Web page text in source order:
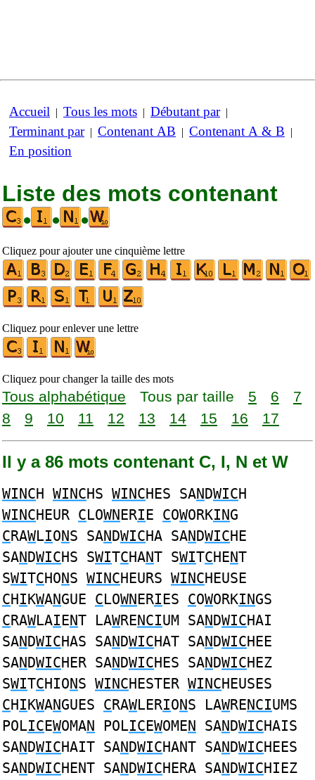
Accueil | Tous les mots | Débutant par|
Terminant par| Contenant AB | Contenant A & B |
En position
Liste des mots contenant
•
• •
Cliquez pour ajouter une cinquième lettre
Cliquez pour enlever une lettre
Cliquez pour changer la taille des mots
Tous alphabétique Tous par taille 5 6
7
8
9 10 11 12 13 14 15 16 17
Il y a 86 mots contenant C, I, N et W
WINCH WINCHS WINCHES SANDWICH
WINCHEUR CLOWNERIE COWORKING
CRAWLIONS SANDWICHA SANDWICHE
SANDWICHS SWITCHANT SWITCHENT
SWITCHONS WINCHEURS WINCHEUSE
CHIKWANGUE CLOWNERIES COWORKINGS
CRAWLAIENT LAWRENCIUM SANDWICHAI
SANDWICHAS SANDWICHAT SANDWICHEE
SANDWICHER SANDWICHES SANDWICHEZ
SWITCHIONS WINCHESTER WINCHEUSES
CHIKWANGUES CRAWLERIONS LAWRENCIUMS
POLICEWOMAN POLICEWOMEN SANDWICHAIS
SANDWICHAIT SANDWICHANT SANDWICHEES
SANDWICHENT SANDWICHERA SANDWICHIEZ